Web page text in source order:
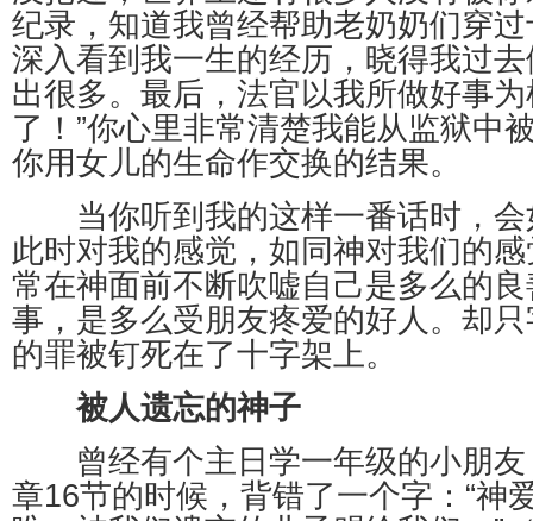
纪录，知道我曾经帮助老奶奶们穿
深入看到我一生的经历，晓得我过
出很多。最后，法官以我所做好事
了！”你心里非常清楚我能从监狱中
你用女儿的生命作交换的结果。
当你听到我的这样一番话时，会
此时对我的感觉，如同神对我们的
常在神面前不断吹嘘自己是多么的
事，是多么受朋友疼爱的好人。却
的罪被钉死在了十字架上。
被人遗忘的神子
曾经有个主日学一年级的小朋友
章16节的时候，背错了一个字：“神